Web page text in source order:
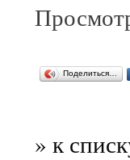
Поделиться…
» к